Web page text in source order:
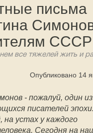
письма
СССР
все тяжелей жить и
Опубликовано 14
- пожалуй, один из
писателей
на устах у каждого
Сегодня на